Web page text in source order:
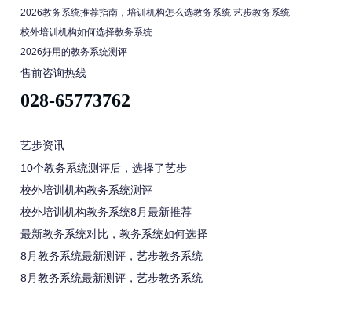
2026教务系统推荐指南，培训机构怎么选教务系统 艺步教务系统
校外培训机构如何选择教务系统
2026好用的教务系统测评
售前咨询热线
028-65773762
艺步资讯
10个教务系统测评后，选择了艺步
校外培训机构教务系统测评
校外培训机构教务系统8月最新推荐
最新教务系统对比，教务系统如何选择
8月教务系统最新测评，艺步教务系统
8月教务系统最新测评，艺步教务系统